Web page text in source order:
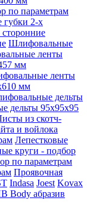
по параметрам
2-х
Шлифовальные
ленты
мм
ленты
мм
дельты
дельты 95x95x95
из скотч-
и войлока
Лепестковые
круги - подбор
по параметрам
Проявочная
Indasa Joest Kovax
Body абразив